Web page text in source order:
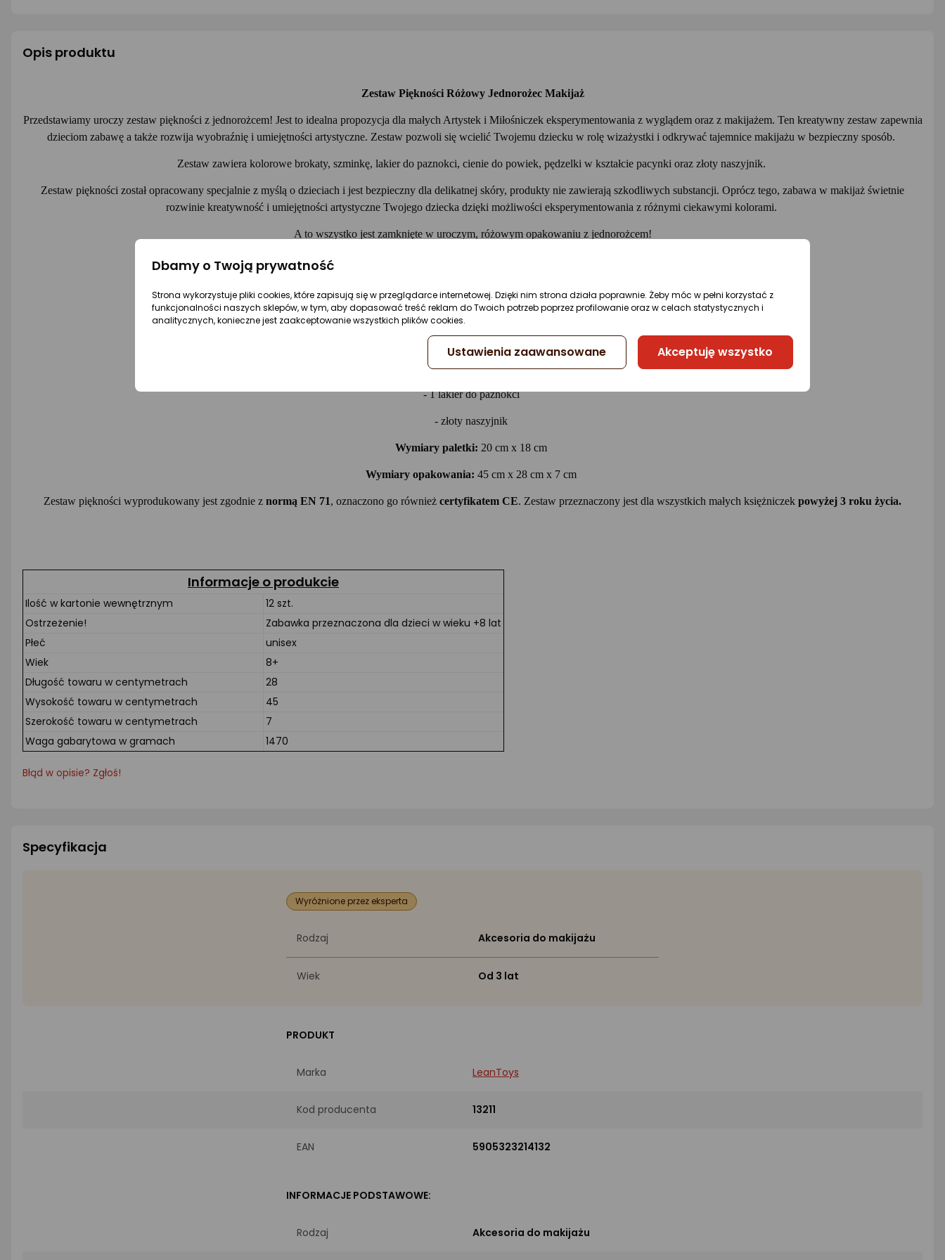
Opis produktu
Zestaw Piękności Różowy Jednorożec Makijaż
Przedstawiamy uroczy zestaw piękności z jednorożcem! Jest to idealna propozycja dla małych Artystek i Miłośniczek eksperymentowania z wyglądem oraz z makijażem. Ten kreatywny zestaw zapewnia
dzieciom zabawę a także rozwija wyobraźnię i umiejętności artystyczne. Zestaw pozwoli się wcielić Twojemu dziecku w rolę wizażystki i odkrywać tajemnice makijażu w bezpieczny sposób.
Zestaw zawiera kolorowe brokaty, szminkę, lakier do paznokci, cienie do powiek, pędzelki w kształcie pacynki oraz złoty naszyjnik.
Zestaw piękności został opracowany specjalnie z myślą o dzieciach i jest bezpieczny dla delikatnej skóry, produkty nie zawierają szkodliwych substancji. Oprócz tego, zabawa w makijaż świetnie
rozwinie kreatywność i umiejętności artystyczne Twojego dziecka dzięki możliwości eksperymentowania z różnymi ciekawymi kolorami.
A to wszystko jest zamknięte w uroczym, różowym opakowaniu z jednorożcem!
- 5 brokatów: srebrny, różowy, fioletowy, zielony, ciemny fioletowy
- 1 szminka w kolorze różowym
- 2 pędzle w kształcie pacynek
- 1 lakier do paznokci
- złoty naszyjnik
Wymiary paletki: 20 cm x 18 cm
Wymiary opakowania: 45 cm x 28 cm x 7 cm
Zestaw piękności wyprodukowany jest zgodnie z normą EN 71, oznaczono go również certyfikatem CE. Zestaw przeznaczony jest dla wszystkich małych księżniczek powyżej 3 roku życia.
Informacje o produkcie
Ilość w kartonie wewnętrznym
12 szt.
Ostrzeżenie!
Zabawka przeznaczona dla dzieci w wieku +8 lat
Płeć
unisex
Wiek
8+
Długość towaru w centymetrach
28
Wysokość towaru w centymetrach
45
Szerokość towaru w centymetrach
7
Waga gabarytowa w gramach
1470
Błąd w opisie? Zgłoś!
Specyfikacja
Wyróżnione przez eksperta
Rodzaj Akcesoria do makijażu
Wiek Od 3 lat
PRODUKT
Marka LeanToys
Kod producenta 13211
EAN 5905323214132
INFORMACJE PODSTAWOWE:
Rodzaj Akcesoria do makijażu
Dbamy o Twoją prywatność
Strona wykorzystuje pliki cookies, które zapisują się w przeglądarce internetowej. Dzięki nim strona działa poprawnie. Żeby móc w pełni korzystać z
funkcjonalności naszych sklepów, w tym, aby dopasować treść reklam do Twoich potrzeb poprzez profilowanie oraz w celach statystycznych i
analitycznych, konieczne jest zaakceptowanie wszystkich plików cookies.
Ustawienia zaawansowane Akceptuję wszystko